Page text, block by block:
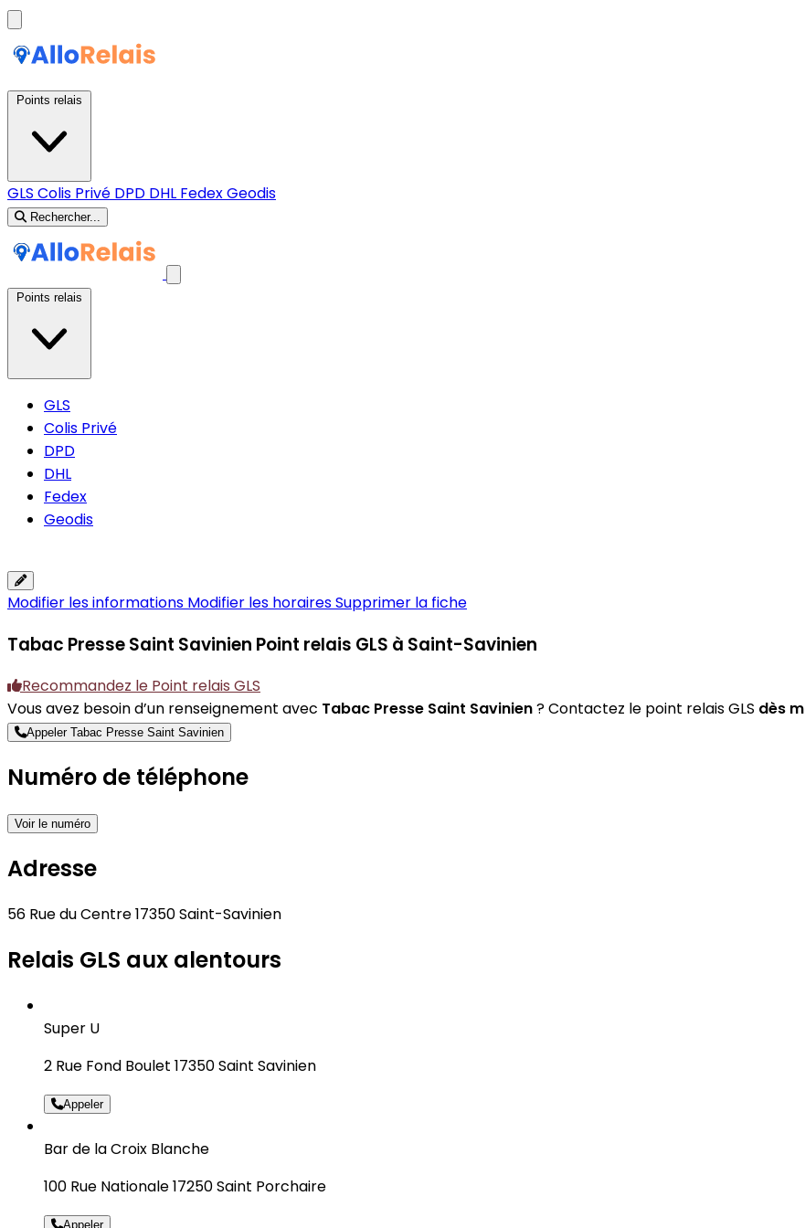
GLS Colis Privé DPD DHL FedexGeodis
Rechercher...
GLS
Colis Privé
DPD
DHL
Fedex
Geodis
Modifier les informations Modifier les horairesSupprimer la fiche
Tabac Presse Saint Savinien Point relais GLS à Saint-Savinien
Recommandez le Point relais GLS
Vous avez besoin d’un renseignement avec Tabac Presse Saint Savinien? Contactez le point relais GLS dès
Appeler Tabac Presse Saint Savinien
Numéro de téléphone
Voir le numéro
Adresse
56 Rue du Centre 17350 Saint-Savinien
Relais GLS aux alentours
Super U
2 Rue Fond Boulet 17350 Saint Savinien
Appeler
Bar de la Croix Blanche
100 Rue Nationale 17250 Saint Porchaire
Appeler